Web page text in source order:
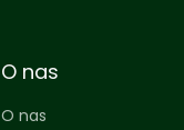
O nas
O nas